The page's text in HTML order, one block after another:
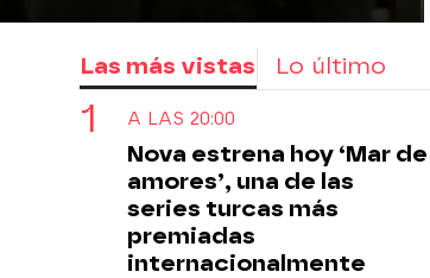
Las más vistas Lo último
A LAS 20:00
Nova estrena hoy ‘Mar de
amores’, una de las
series turcas más
premiadas
internacionalmente